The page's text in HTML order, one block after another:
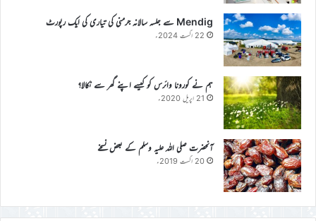
Mendig سے جلسہ سالانہ جرمنی کی تیاری کی ایک رپورٹ
22 اگست 2024ء
ہم نے کورونا وائرس کو کیسے اپنے گھر سے نکالا؟
21 اپریل 2020ء
آنحضرت صلی اللہ علیہ وسلم کے بعض نسخے
20 اگست 2019ء